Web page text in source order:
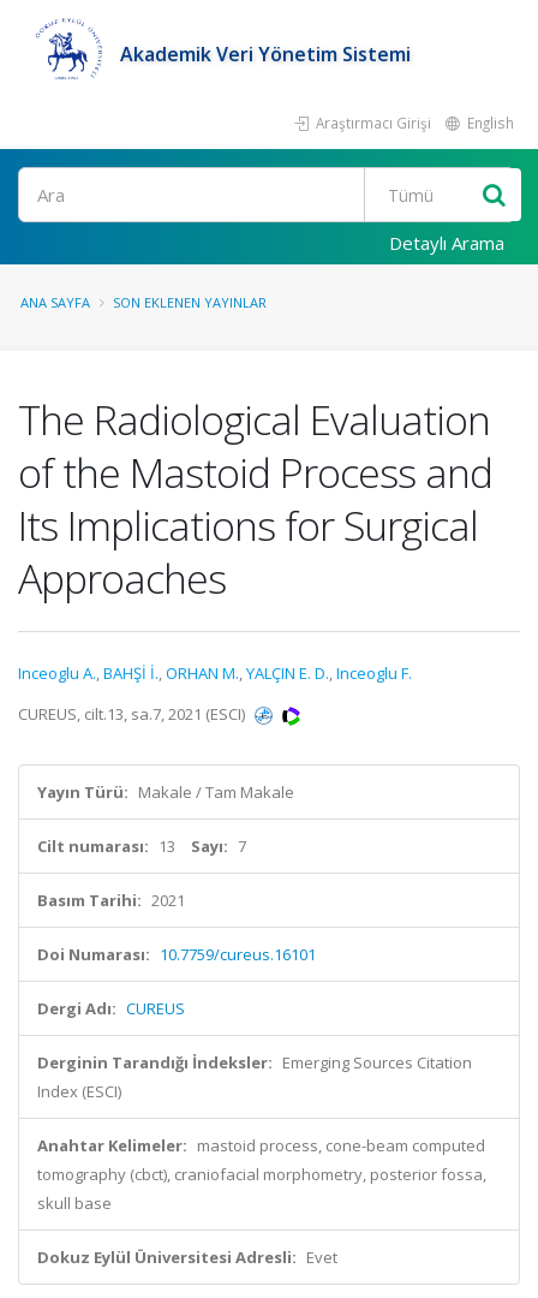
Akademik Veri Yönetim Sistemi
Araştırmacı Girişi English
Ara
Detaylı Arama
ANA SAYFA SON EKLENEN YAYINLAR
The Radiological Evaluation
of the Mastoid Process and
Its Implications for Surgical
Approaches
Inceoglu A.,BAHŞİ İ.,ORHAN M.,YALÇIN E. D.,Inceoglu F.
CUREUS, cilt.13, sa.7, 2021 (ESCI)
Yayın Türü: Makale / Tam Makale
Cilt numarası: 13 Sayı: 7
Basım Tarihi: 2021
Doi Numarası: 10.7759/cureus.16101
Dergi Adı: CUREUS
Derginin Tarandığı İndeksler: Emerging Sources Citation
Index (ESCI)
Anahtar Kelimeler: mastoid process, cone-beam computed
tomography (cbct), craniofacial morphometry, posterior fossa,
skull base
Dokuz Eylül Üniversitesi Adresli: Evet